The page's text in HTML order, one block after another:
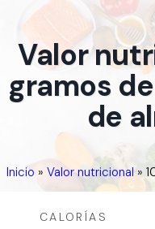
Valor
gramos
de
Inicio » Valor nutricional»
CALORÍAS